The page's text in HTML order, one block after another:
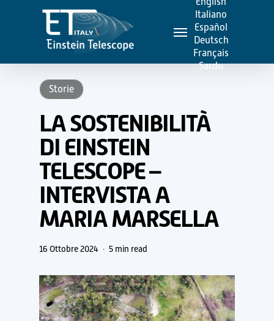
content
Menu
Italiano
Español
Deutsch
Français
Sardu
Storie
LA SOSTENIBILITÀ
DI EINSTEIN
TELESCOPE –
INTERVISTA A
MARIA MARSELLA
16 Ottobre 2024 5 min read